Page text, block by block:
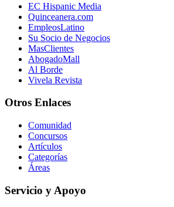
EC Hispanic Media
Quinceanera.com
EmpleosLatino
Su Socio de Negocios
MasClientes
AbogadoMall
Al Borde
Vivela Revista
Otros Enlaces
Comunidad
Concursos
Artículos
Categorías
Áreas
Servicio y Apoyo